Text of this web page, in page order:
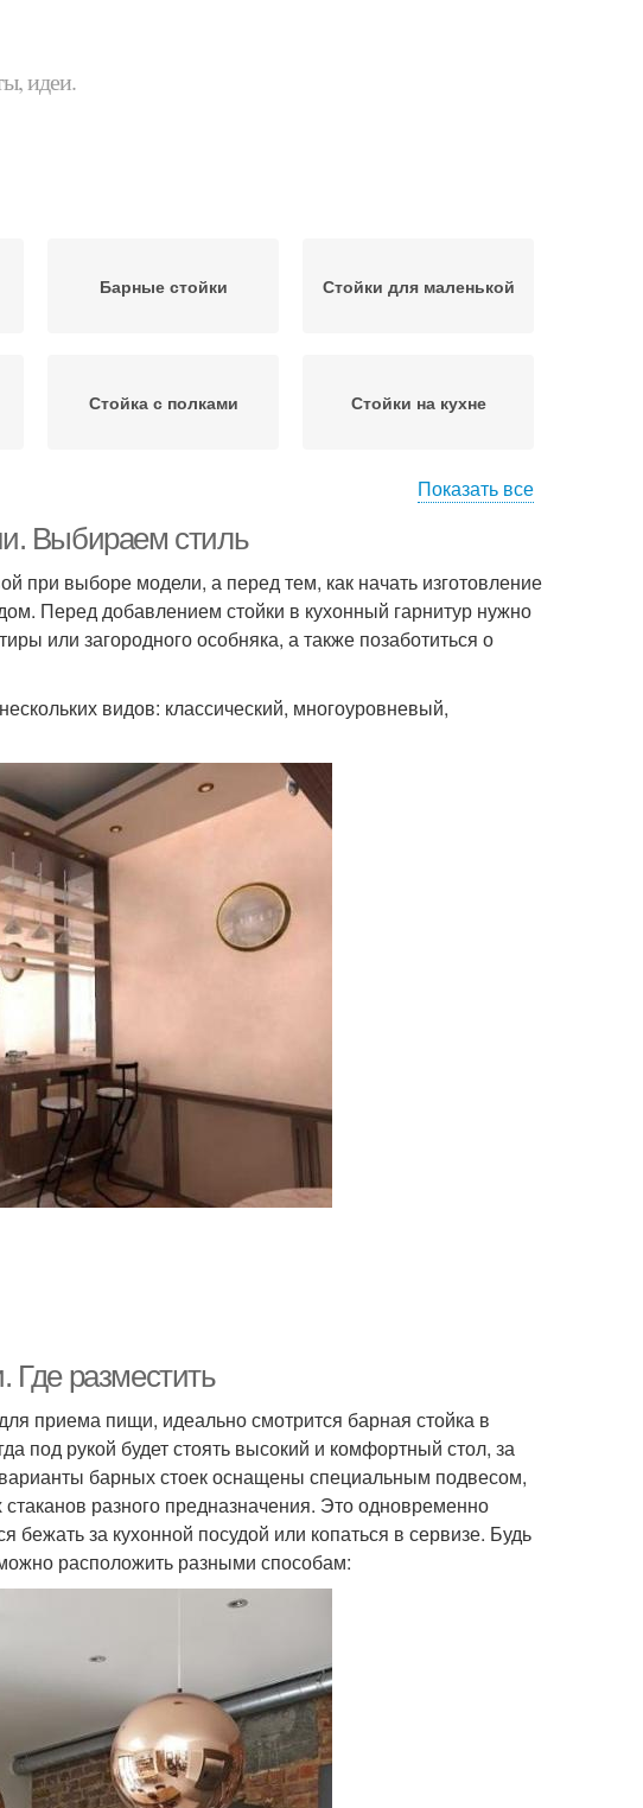
идеи.
Барные стойки Стойки для маленькой
Стойка с полками Стойки на кухне
Показать все
Выбираем стиль
при выборе модели, а перед тем, как начать изготовление
Перед добавлением стойки в кухонный гарнитур нужно
или загородного особняка, а также позаботиться о
видов: классический, многоуровневый,
Где разместить
приема пищи, идеально смотрится барная стойка в
под рукой будет стоять высокий и комфортный стол, за
барных стоек оснащены специальным подвесом,
разного предназначения. Это одновременно
бежать за кухонной посудой или копаться в сервизе. Будь
расположить разными способам: